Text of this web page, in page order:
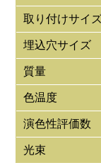
取り付けサイ
埋込穴サイズ
質量
色温度
演色性評価数
光束